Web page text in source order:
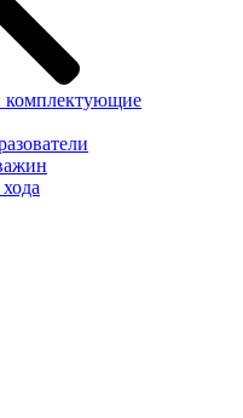
комплектующие